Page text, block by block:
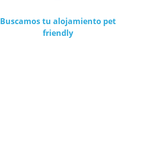
Buscamos tu alojamiento pet
friendly